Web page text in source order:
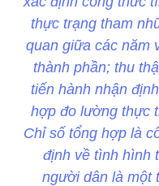
thực trạng tham
quan giữa các năm
thành phần; thu
tiến hành nhận
hợp đo lường thực
Chỉ số tổng hợp là
định về tình hình
người dân là một